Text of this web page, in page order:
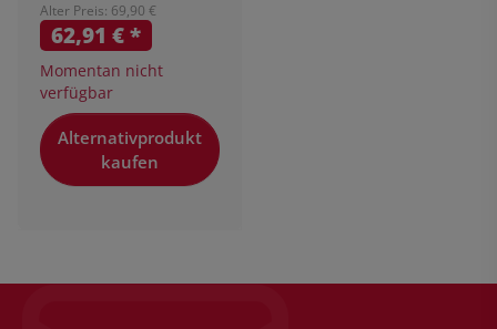
Alter Preis: 69,90 €
62,91 €*
Momentan nicht
verfügbar
Alternativprodukt
kaufen